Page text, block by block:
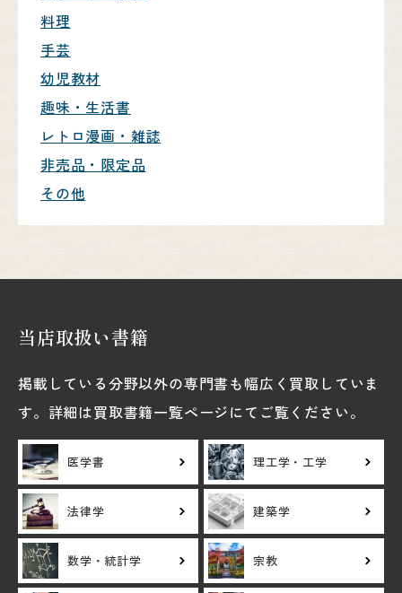
料理
手芸
幼児教材
趣味・生活書
レトロ漫画・雑誌
非売品・限定品
その他
当店取扱い書籍
掲載している分野以外の専門書も幅広く買取していま
す。詳細は買取書籍一覧ページにてご覧ください。
医学書 理工学・工学
法律学 建築学
数学・統計学 宗教